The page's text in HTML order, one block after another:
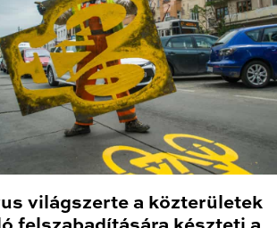
világszerte a közterületek